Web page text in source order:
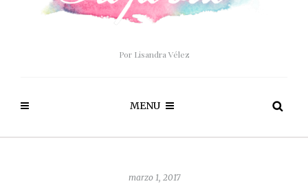
Por Lisandra Vélez
MENU
marzo 1, 2017